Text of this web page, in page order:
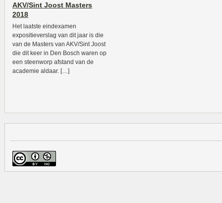
AKV/Sint Joost Masters
2018
Het laatste eindexamen
expositieverslag van dit jaar is die
van de Masters van AKV/Sint Joost
die dit keer in Den Bosch waren op
een steenworp afstand van de
academie aldaar. […]